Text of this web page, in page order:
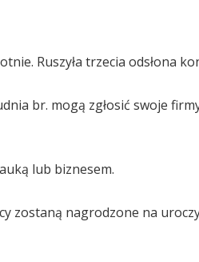
Ruszyła trzecia odsłona
br. mogą zgłosić swoje
lub biznesem.
zostaną nagrodzone na